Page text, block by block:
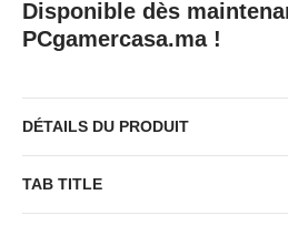
Disponible dès
PCgamercasa.ma !
DÉTAILS DU PRODUIT
TAB TITLE